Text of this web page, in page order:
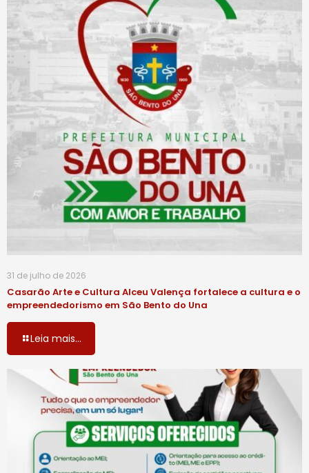
31 de julho de 2026
Casarão Arte e Cultura Alceu Valença fortalece a cultura e o
empreendedorismo em São Bento do Una
Leia mais...